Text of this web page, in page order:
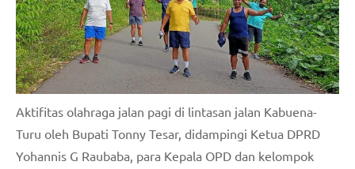
Aktifitas olahraga jalan pagi di lintasan jalan Kabuena-
Turu oleh Bupati Tonny Tesar, didampingi Ketua DPRD
Yohannis G Raubaba, para Kepala OPD dan kelompok